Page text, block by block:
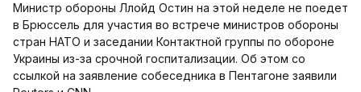
Министр обороны Ллойд Остин на этой неделе не поедет
в Брюссель для участия во встрече министров обороны
стран НАТО и заседании Контактной группы по обороне
Украины из-за срочной госпитализации. Об этом со
ссылкой на заявление собеседника в Пентагоне заявили